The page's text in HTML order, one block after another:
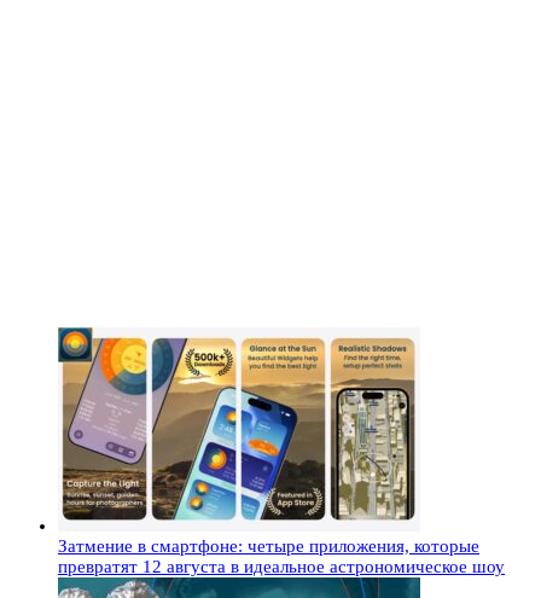
Затмение в смартфоне: четыре приложения, которые
превратят 12 августа в идеальное астрономическое шоу